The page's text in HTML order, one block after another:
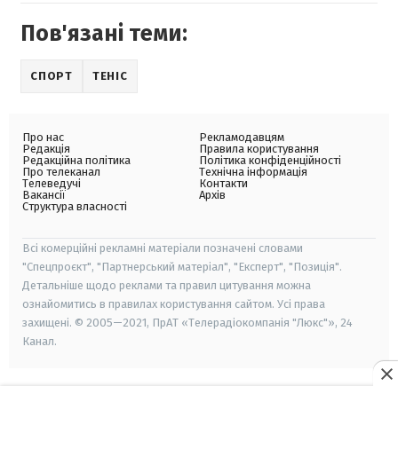
Пов'язані теми:
СПОРТ ТЕНІС
Про нас
Редакція
Редакційна політика
Про телеканал
Телеведучі
Вакансії
Структура власності
Рекламодавцям
Правила користування
Політика конфіденційності
Технічна інформація
Контакти
Архів
Всі комерційні рекламні матеріали позначені словами
"Спецпроєкт", "Партнерський матеріал", "Експерт", "Позиція".
Детальніше щодо реклами та правил цитування можна
ознайомитись в правилах користування сайтом. Усі права
захищені. © 2005—2021, ПрАТ «Телерадіокомпанія "Люкс"», 24
Канал.